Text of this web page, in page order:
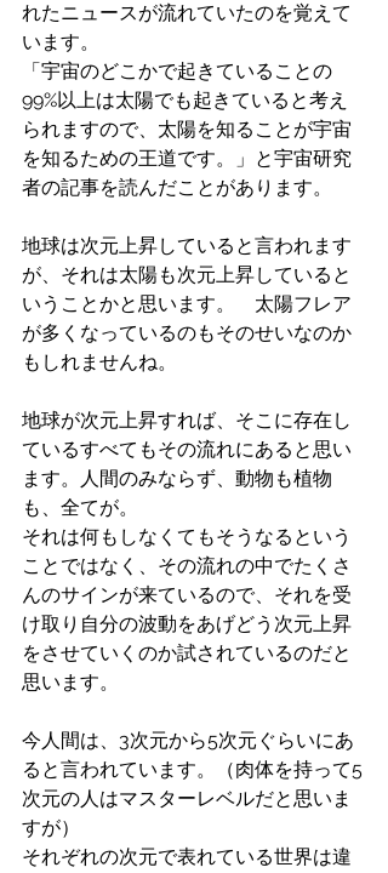
れたニュースが流れていたのを覚えて
います。
「宇宙のどこかで起きていることの
99%以上は太陽でも起きていると考え
られますので、太陽を知ることが宇宙
を知るための王道です。」と宇宙研究
者の記事を読んだことがあります。
地球は次元上昇していると言われます
が、それは太陽も次元上昇していると
いうことかと思います。　太陽フレア
が多くなっているのもそのせいなのか
もしれませんね。
地球が次元上昇すれば、そこに存在し
ているすべてもその流れにあると思い
ます。人間のみならず、動物も植物
も、全てが。
それは何もしなくてもそうなるという
ことではなく、その流れの中でたくさ
んのサインが来ているので、それを受
け取り自分の波動をあげどう次元上昇
をさせていくのか試されているのだと
思います。
今人間は、3次元から5次元ぐらいにあ
ると言われています。（肉体を持って5
次元の人はマスターレベルだと思いま
すが）
それぞれの次元で表れている世界は違